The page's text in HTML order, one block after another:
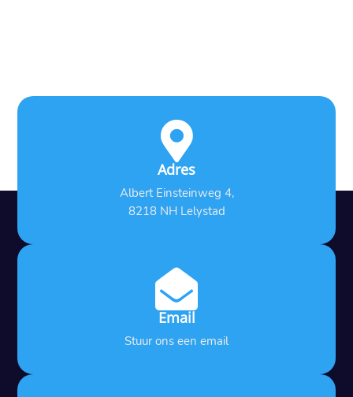

Adres
Albert Einsteinweg 4,
8218 NH Lelystad

Email
Stuur ons een email